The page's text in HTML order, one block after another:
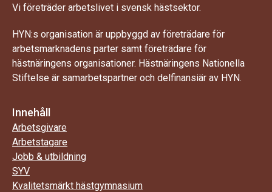
Vi företräder arbetslivet i svensk hästsektor.
HYN:s organisation är uppbyggd av företrädare för
arbetsmarknadens parter samt företrädare för
hästnäringens organisationer. Hästnäringens Nationella
Stiftelse är samarbetspartner och delfinansiär av HYN.
Innehåll
Arbetsgivare
Arbetstagare
Jobb & utbildning
SYV
Kvalitetsmärkt hästgymnasium